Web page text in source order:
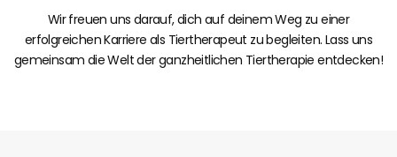
Wir freuen uns darauf, dich auf deinem Weg zu einer
erfolgreichen Karriere als Tiertherapeut zu begleiten. Lass uns
gemeinsam die Welt der ganzheitlichen Tiertherapie entdecken!